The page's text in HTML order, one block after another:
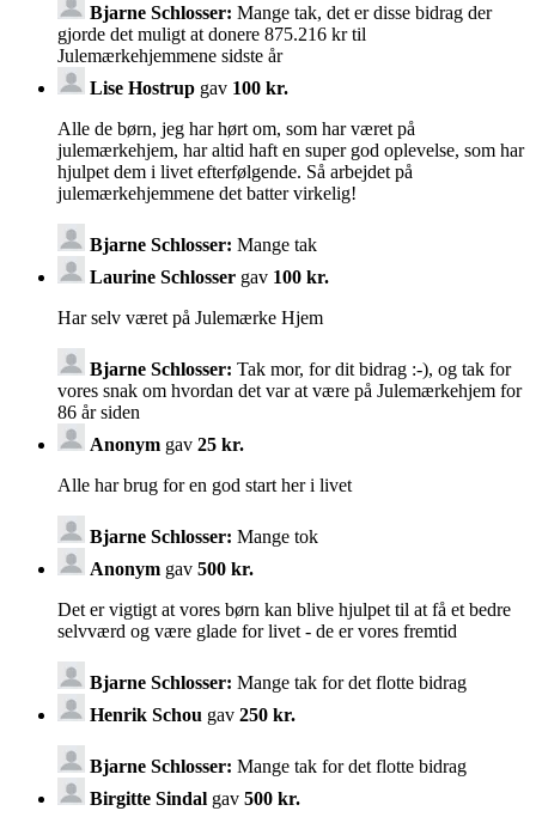
Bjarne Schlosser: Mange tak, det er disse bidrag der
gjorde det muligt at donere 875.216 kr til
Julemærkehjemmene sidste år
Lise Hostrup gav 100 kr.
Alle de børn, jeg har hørt om, som har været på
julemærkehjem, har altid haft en super god oplevelse, som har
hjulpet dem i livet efterfølgende. Så arbejdet på
julemærkehjemmene det batter virkelig!
Bjarne Schlosser: Mange tak
Laurine Schlosser gav 100 kr.
Har selv været på Julemærke Hjem
Bjarne Schlosser: Tak mor, for dit bidrag :-), og tak for
vores snak om hvordan det var at være på Julemærkehjem for
86 år siden
Anonym gav 25 kr.
Alle har brug for en god start her i livet
Bjarne Schlosser: Mange tok
Anonym gav 500 kr.
Det er vigtigt at vores børn kan blive hjulpet til at få et bedre
selvværd og være glade for livet - de er vores fremtid
Bjarne Schlosser: Mange tak for det flotte bidrag
Henrik Schou gav 250 kr.
Bjarne Schlosser: Mange tak for det flotte bidrag
Birgitte Sindal gav 500 kr.